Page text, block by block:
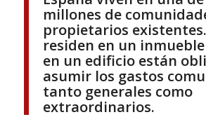
millones de
propietarios
residen en un
en un edificio están
asumir los gastos
tanto generales como
extraordinarios.